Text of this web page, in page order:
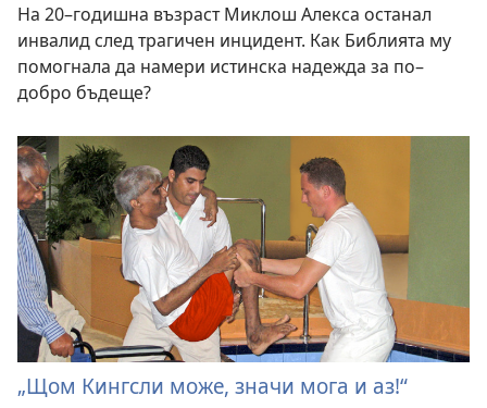
На 20–годишна възраст Миклош Алекса останал
инвалид след трагичен инцидент. Как Библията му
помогнала да намери истинска надежда за по–
добро бъдеще?
„Щом Кингсли може, значи мога и аз!“